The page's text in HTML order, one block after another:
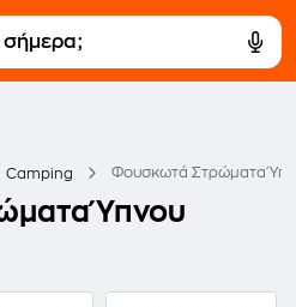
Camping Φουσκωτά Στρώματα
Ύπνου